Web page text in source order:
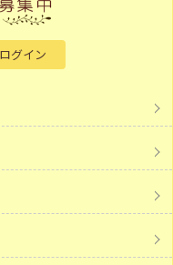
ログイン